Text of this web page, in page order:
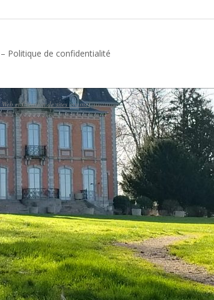
– Politique de confidentialité
et Création de sites internet